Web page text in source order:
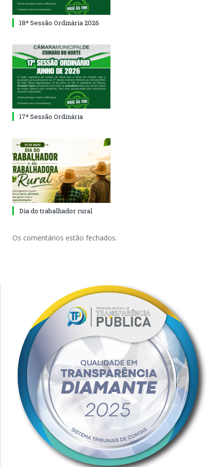
18ª Sessão Ordinária 2026
17ª Sessão Ordinária
Dia do trabalhador rural
Os comentários estão fechados.